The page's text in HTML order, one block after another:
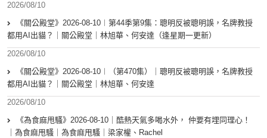
2026/08/10
《關公殿堂》2026-08-10︱第44季第9集：聰明反被聰明誤，名牌教授
都用AI出貓？｜關公殿堂｜林旭華、何安達（逢星期一更新）
2026/08/10
《關公殿堂》2026-08-10︱（第470集）｜聰明反被聰明誤，名牌教授
都用AI出貓？｜關公殿堂｜林旭華、何安達
2026/08/10
《為食麻甩騷》2026-08-10｜酷熱天氣多喝水外， 仲要有埋同理心！
｜為食麻甩騷｜為食麻甩騷｜梁家權、Rachel